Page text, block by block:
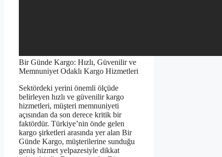
Bir Günde Kargo: Hızlı, Güvenilir ve
Memnuniyet Odaklı Kargo Hizmetleri
Sektördeki yerini önemli ölçüde
belirleyen hızlı ve güvenilir kargo
hizmetleri, müşteri memnuniyeti
açısından da son derece kritik bir
faktördür. Türkiye’nin önde gelen
kargo şirketleri arasında yer alan Bir
Günde Kargo, müşterilerine sunduğu
geniş hizmet yelpazesiyle dikkat